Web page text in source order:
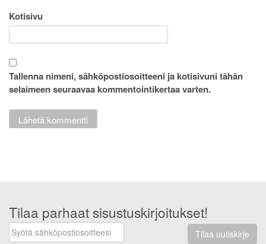
Kotisivu
Tallenna nimeni, sähköpostiosoitteeni ja kotisivuni tähän
selaimeen seuraavaa kommentointikertaa varten.
Tilaa parhaat sisustuskirjoitukset!
Tilaa uutiskirje